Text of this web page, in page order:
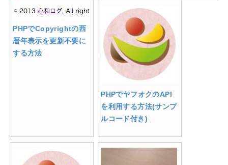
PHPでCopyrightの西
暦年表示を更新不要に
する方法
PHPでヤフオクのAPI
を利用する方法(サンプ
ルコード付き)